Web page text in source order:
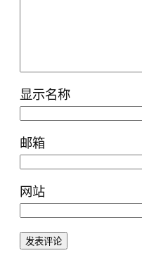
显示名称
邮箱
网站